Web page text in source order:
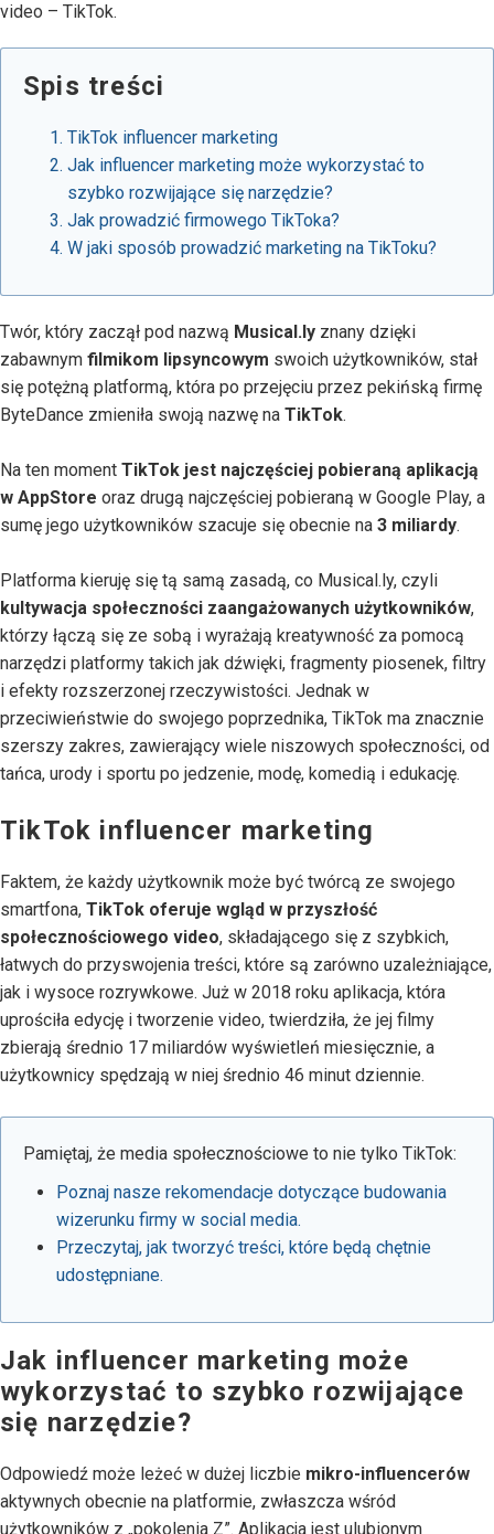
video – TikTok.
Spis treści
TikTok influencer marketing
Jak influencer marketing może wykorzystać to
szybko rozwijające się narzędzie?
Jak prowadzić firmowego TikToka?
W jaki sposób prowadzić marketing na TikToku?
Twór, który zaczął pod nazwą Musical.ly znany dzięki
zabawnym filmikom lipsyncowym swoich użytkowników, stał
się potężną platformą, która po przejęciu przez pekińską firmę
ByteDance zmieniła swoją nazwę na TikTok.
Na ten moment TikTok jest najczęściej pobieraną aplikacją
w AppStore oraz drugą najczęściej pobieraną w Google Play, a
sumę jego użytkowników szacuje się obecnie na 3 miliardy.
Platforma kieruję się tą samą zasadą, co Musical.ly, czyli
kultywacja społeczności zaangażowanych użytkowników,
którzy łączą się ze sobą i wyrażają kreatywność za pomocą
narzędzi platformy takich jak dźwięki, fragmenty piosenek, filtry
i efekty rozszerzonej rzeczywistości. Jednak w
przeciwieństwie do swojego poprzednika, TikTok ma znacznie
szerszy zakres, zawierający wiele niszowych społeczności, od
tańca, urody i sportu po jedzenie, modę, komedią i edukację.
TikTok influencer marketing
Faktem, że każdy użytkownik może być twórcą ze swojego
smartfona, TikTok oferuje wgląd w przyszłość
społecznościowego video, składającego się z szybkich,
łatwych do przyswojenia treści, które są zarówno uzależniające,
jak i wysoce rozrywkowe. Już w 2018 roku aplikacja, która
uprościła edycję i tworzenie video, twierdziła, że jej filmy
zbierają średnio 17 miliardów wyświetleń miesięcznie, a
użytkownicy spędzają w niej średnio 46 minut dziennie.
Pamiętaj, że media społecznościowe to nie tylko TikTok:
Poznaj nasze rekomendacje dotyczące budowania
wizerunku firmy w social media.
Przeczytaj, jak tworzyć treści, które będą chętnie
udostępniane.
Jak influencer marketing może
wykorzystać to szybko rozwijające
się narzędzie?
Odpowiedź może leżeć w dużej liczbie mikro-influencerów
aktywnych obecnie na platformie, zwłaszcza wśród
użytkowników z „pokolenia Z”. Aplikacja jest ulubionym